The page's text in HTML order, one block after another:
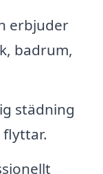
erbjuder
badrum,
städning
flyttar.